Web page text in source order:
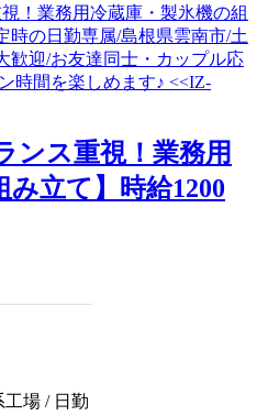
ンス重視！業務用
立て】時給1200
場 / 日勤